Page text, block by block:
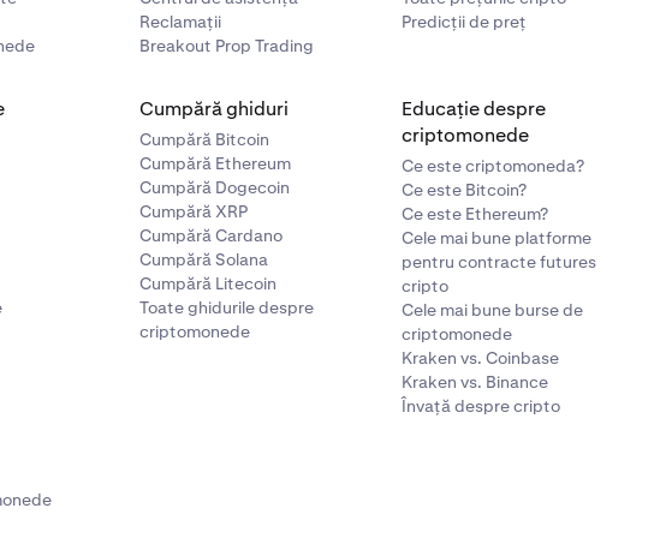
Reclamații
Breakout Prop Trading
Predicții de preț
Cumpără ghiduri
Cumpără Bitcoin
Cumpără Ethereum
Cumpără Dogecoin
Cumpără XRP
Cumpără Cardano
Cumpără Solana
Cumpără Litecoin
Toate ghidurile despre
criptomonede
Educație despre
criptomonede
Ce este criptomoneda?
Ce este Bitcoin?
Ce este Ethereum?
Cele mai bune platforme
pentru contracte futures
cripto
Cele mai bune burse de
criptomonede
Kraken vs. Coinbase
Kraken vs. Binance
Învață despre cripto